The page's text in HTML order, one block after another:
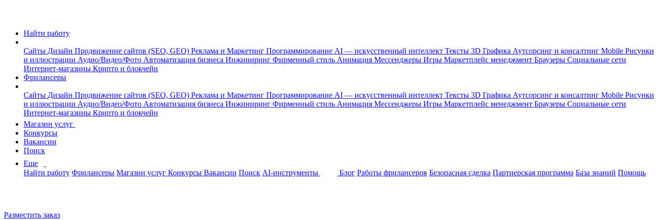
Найти работу
Сайты Дизайн Продвижение сайтов (SEO, GEO) Реклама и Маркетинг Программирование AI — искусственный интеллект Тексты 3D Графика Аутсорсинг и консалтинг Mobile Рисунки
и иллюстрации Аудио/Видео/Фото Автоматизация бизнеса Инжиниринг Фирменный стиль Анимация Мессенджеры Игры Маркетплейс менеджмент Браузеры Социальные сети
Интернет-магазины Крипто и блокчейн
Фрилансеры
Сайты Дизайн Продвижение сайтов (SEO, GEO) Реклама и Маркетинг Программирование AI — искусственный интеллект Тексты 3D Графика Аутсорсинг и консалтинг Mobile Рисунки
и иллюстрации Аудио/Видео/Фото Автоматизация бизнеса Инжиниринг Фирменный стиль Анимация Мессенджеры Игры Маркетплейс менеджмент Браузеры Социальные сети
Интернет-магазины Крипто и блокчейн
Магазин услуг
Конкурсы
Вакансии
Поиск
Еще
Найти работу Фрилансеры Магазин услуг Конкурсы Вакансии Поиск AI-инструменты Блог Работы фрилансеров Безопасная сделка Партнерская программа База знаний Помощь
Разместить заказ